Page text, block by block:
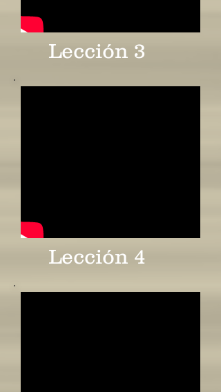
Lección 3
Lección 4